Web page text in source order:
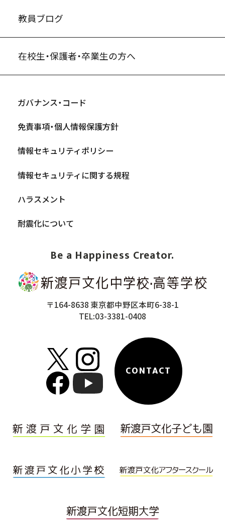
Be a Happiness Creator.
〒164-8638 東京都中野区本町6-38-1
TEL:03-3381-0408
CONTACT
教員ブログ
在校生・保護者・卒業生の方へ
ガバナンス・コード
免責事項・個人情報保護方針
情報セキュリティポリシー
情報セキュリティに関する規程
ハラスメント
耐震化について